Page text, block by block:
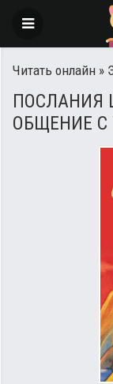
Читать онлайн »
ПОСЛАНИЯ
ОБЩЕНИЕ